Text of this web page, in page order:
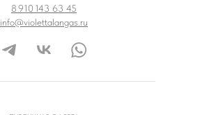
8 910 143 63 45
info@violettalangas.ru